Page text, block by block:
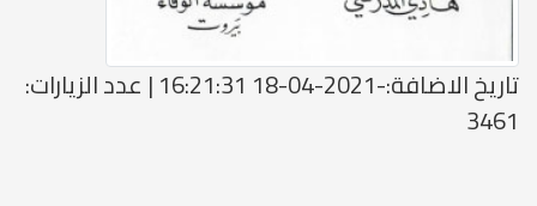
تاريخ الاضافة:-2021-04-18 16:21:31 | عدد الزيارات:
3461